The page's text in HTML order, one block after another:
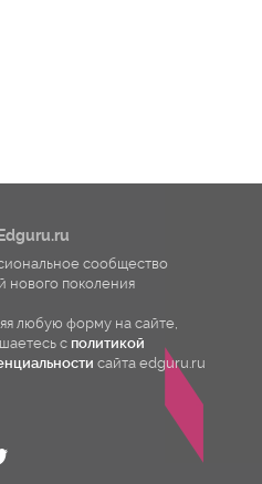
сообщество
нового поколения
любую форму на сайте,
с политикой
сайта edguru.ru